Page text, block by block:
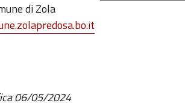
di Zola
06/05/2024